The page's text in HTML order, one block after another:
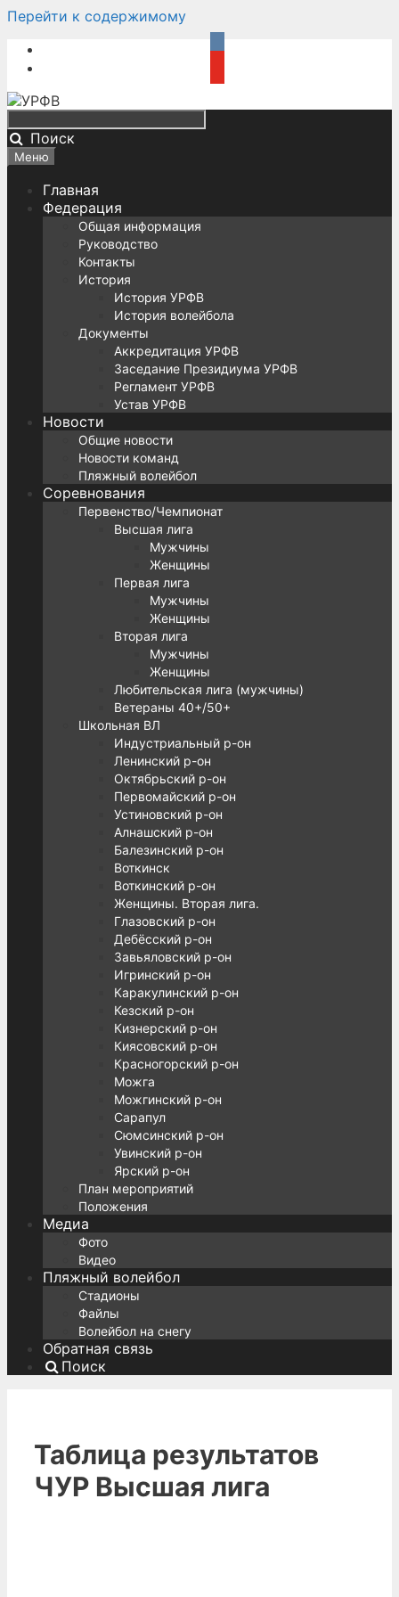
Перейти к содержимому
Поиск
Меню
Главная
Федерация
Общая информация
Руководство
Контакты
История
История УРФВ
История волейбола
Документы
Аккредитация УРФВ
Заседание Президиума УРФВ
Регламент УРФВ
Устав УРФВ
Новости
Общие новости
Новости команд
Пляжный волейбол
Соревнования
Первенство/Чемпионат
Высшая лига
Мужчины
Женщины
Первая лига
Мужчины
Женщины
Вторая лига
Мужчины
Женщины
Любительская лига (мужчины)
Ветераны 40+/50+
Школьная ВЛ
Индустриальный р-он
Ленинский р-он
Октябрьский р-он
Первомайский р-он
Устиновский р-он
Алнашский р-он
Балезинский р-он
Воткинск
Воткинский р-он
Женщины. Вторая лига.
Глазовский р-он
Дебёсский р-он
Завьяловский р-он
Игринский р-он
Каракулинский р-он
Кезский р-он
Кизнерский р-он
Киясовский р-он
Красногорский р-он
Можга
Можгинский р-он
Сарапул
Сюмсинский р-он
Увинский р-он
Ярский р-он
План мероприятий
Положения
Медиа
Фото
Видео
Пляжный волейбол
Стадионы
Файлы
Волейбол на снегу
Обратная связь
Поиск
Таблица результатов
ЧУР Высшая лига